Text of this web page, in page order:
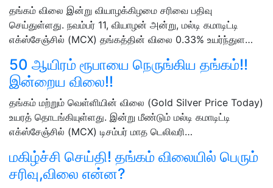
தங்கம் விலை இன்று வியாழக்கிழமை சரிவை பதிவு
செய்துள்ளது. நவம்பர் 11, வியாழன் அன்று, மல்டி கமாடிட்டி
எக்ஸ்சேஞ்சில் (MCX) தங்கத்தின் விலை 0.33% உயர்ந்துள…
50 ஆயிரம் ரூபாயை நெருங்கிய தங்கம்!!
இன்றைய விலை!!
தங்கம் மற்றும் வெள்ளியின் விலை (Gold Silver Price Today)
உயரத் தொடங்கியுள்ளது. இன்று மீண்டும் மல்டி கமாடிட்டி
எக்ஸ்சேஞ்சில் (MCX) டிசம்பர் மாத டெலிவரி…
மகிழ்ச்சி செய்தி! தங்கம் விலையில் பெரும்
சரிவு,விலை என்ன?